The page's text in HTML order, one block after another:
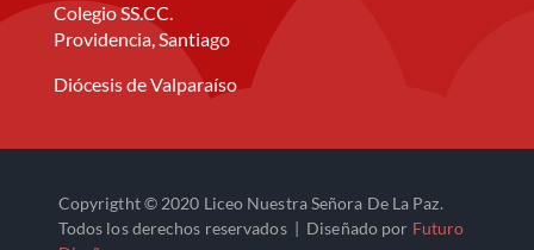
Colegio SS.CC.
Providencia, Santiago
Diócesis de Valparaíso
Copyrigtht © 2020 Liceo Nuestra Señora De La Paz.
Todos los derechos reservados | Diseñado por Futuro